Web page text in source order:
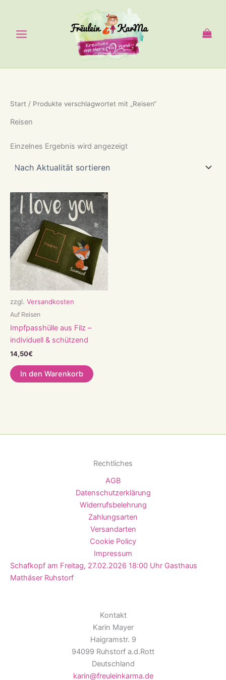
springen
Start / Produkte verschlagwortet mit „Reisen“
Reisen
Einzelnes Ergebnis wird angezeigt
zzgl. Versandkosten
Auf Reisen
Impfpasshülle aus Filz –
individuell & schützend
14,50€
In den Warenkorb
Rechtliches
AGB
Datenschutzerklärung
Widerrufsbelehrung
Zahlungsarten
Versandarten
Cookie Policy
Impressum
Schafkopf am Freitag, 27.02.2026 18:00 Uhr Gasthaus
Mathäser Ruhstorf
Kontakt
Karin Mayer
Haigramstr. 9
94099 Ruhstorf a.d.Rott
Deutschland
karin@freuleinkarma.de